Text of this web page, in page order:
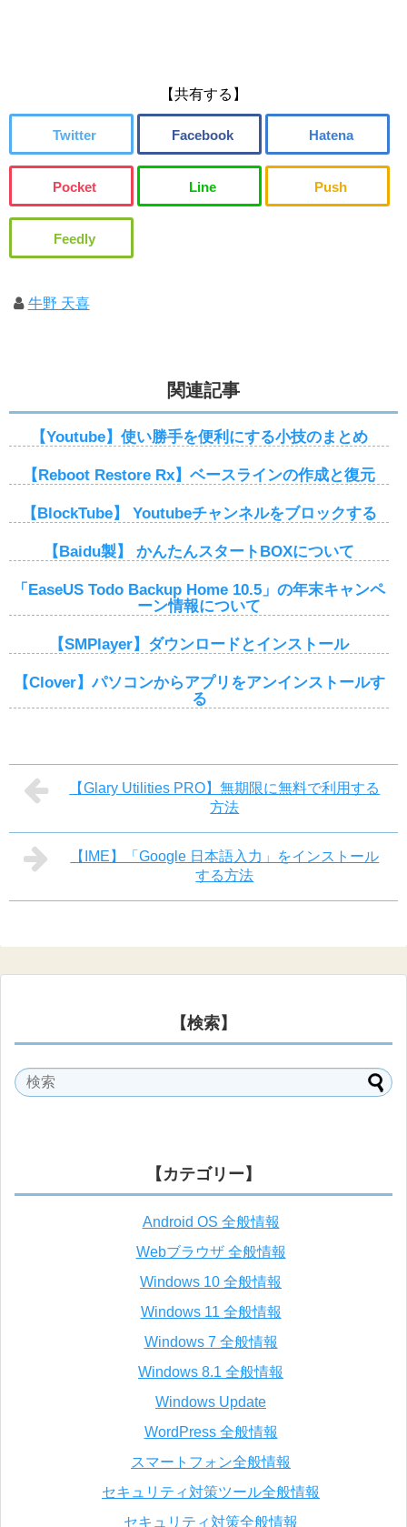
【共有する】
牛野 天喜
関連記事
【Youtube】使い勝手を便利にする小技のまとめ
【Reboot Restore Rx】ベースラインの作成と復元
【BlockTube】 Youtubeチャンネルをブロックする
【Baidu製】 かんたんスタートBOXについて
「EaseUS Todo Backup Home 10.5」の年末キャンペ
ーン情報について
【SMPlayer】ダウンロードとインストール
【Clover】パソコンからアプリをアンインストールす
る
【Glary Utilities PRO】無期限に無料で利用する
方法
【IME】「Google 日本語入力」をインストール
する方法
【検索】
【カテゴリー】
Android OS 全般情報
Webブラウザ 全般情報
Windows 10 全般情報
Windows 11 全般情報
Windows 7 全般情報
Windows 8.1 全般情報
Windows Update
WordPress 全般情報
スマートフォン全般情報
セキュリティ対策ツール全般情報
セキュリティ対策全般情報